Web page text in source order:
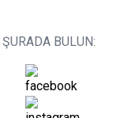
ŞURADA BULUN: